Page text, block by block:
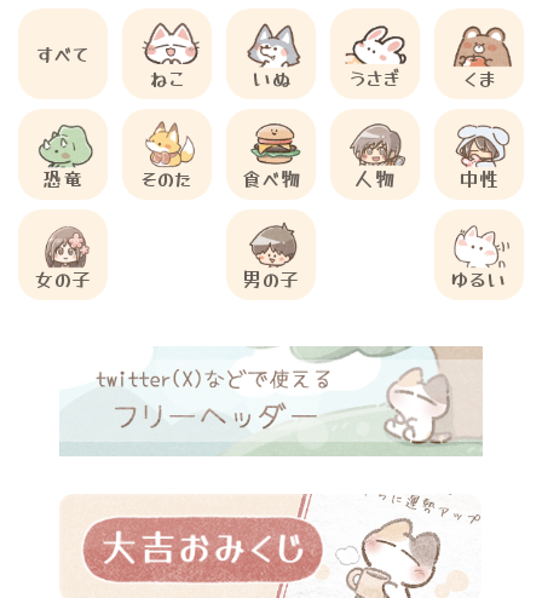
すべて
ねこ
いぬ うさぎ くま
恐竜 そのた 食べ物 人物 中性
女の子 男の子 ゆるい